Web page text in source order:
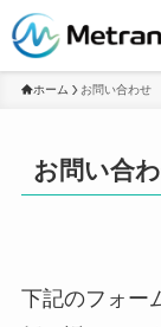
ホーム お問い合わせ
お問い合
下記のフォー